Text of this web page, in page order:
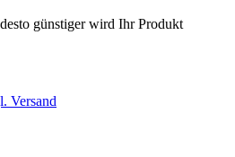
günstiger wird Ihr Produkt
Versand